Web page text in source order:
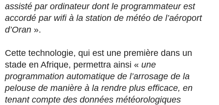
assisté par ordinateur dont le programmateur est
accordé par wifi à la station de météo de l’aéroport
d’Oran ».
Cette technologie, qui est une première dans un
stade en Afrique, permettra ainsi « une
programmation automatique de l’arrosage de la
pelouse de manière à la rendre plus efficace, en
tenant compte des données météorologiques